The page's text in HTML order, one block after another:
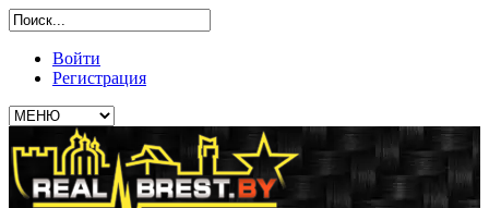
Войти
Регистрация